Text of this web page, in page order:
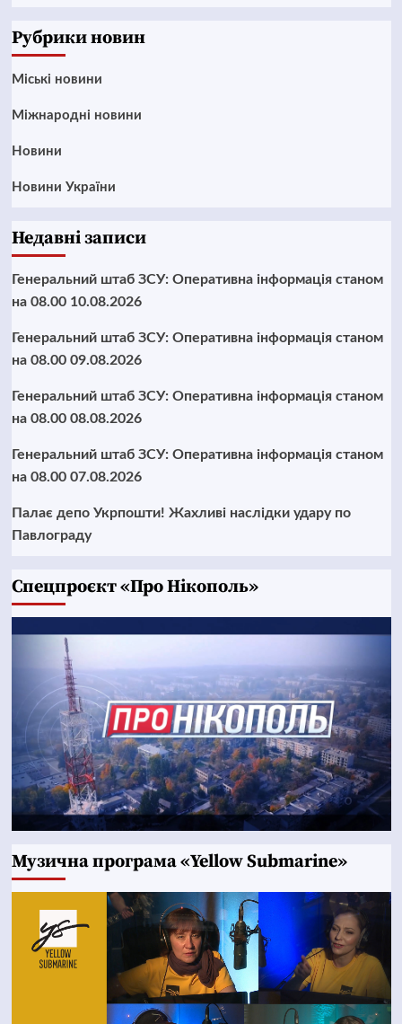
Рубрики новин
Mіські новини
Міжнародні новини
Новини
Новини України
Недавні записи
Генеральний штаб ЗСУ: Оперативна інформація станом
на 08.00 10.08.2026
Генеральний штаб ЗСУ: Оперативна інформація станом
на 08.00 09.08.2026
Генеральний штаб ЗСУ: Оперативна інформація станом
на 08.00 08.08.2026
Генеральний штаб ЗСУ: Оперативна інформація станом
на 08.00 07.08.2026
Палає депо Укрпошти! Жахливі наслідки удару по
Павлограду
Cпецпроєкт «Про Нікополь»
Музична програма «Yellow Submarine»